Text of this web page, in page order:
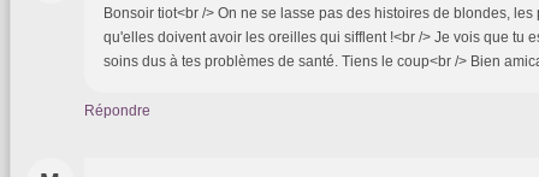
Bonsoir tiot<br /> On ne se lasse pas des histoires de blondes, les
qu'elles doivent avoir les oreilles qui sifflent !<br /> Je vois que tu
soins dus à tes problèmes de santé. Tiens le coup<br /> Bien
Répondre